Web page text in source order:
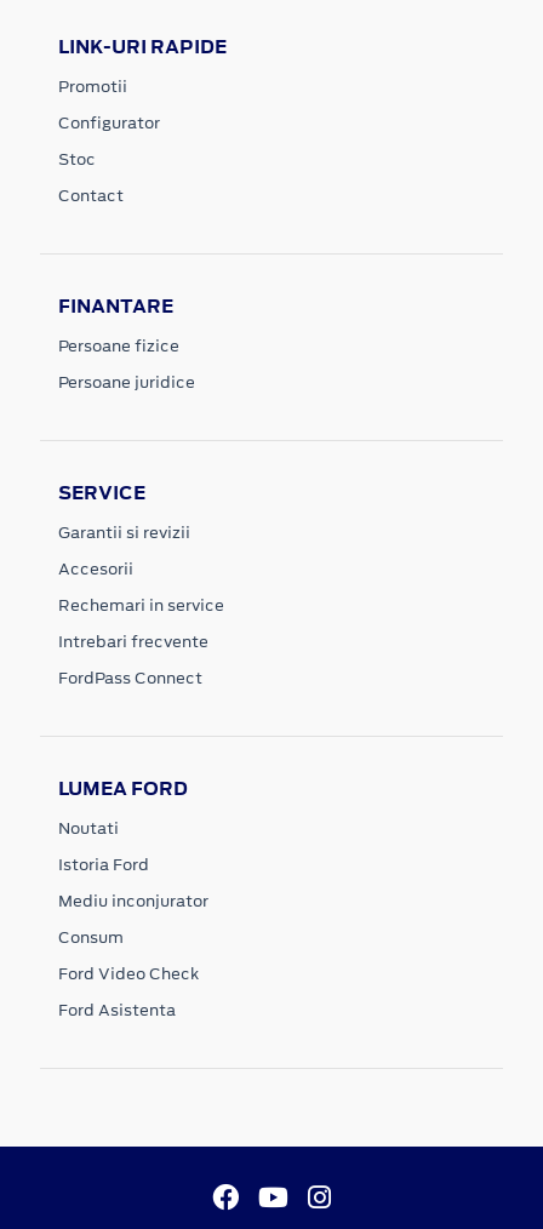
LINK-URI RAPIDE
Promotii
Configurator
Stoc
Contact
FINANTARE
Persoane fizice
Persoane juridice
SERVICE
Garantii si revizii
Accesorii
Rechemari in service
Intrebari frecvente
FordPass Connect
LUMEA FORD
Noutati
Istoria Ford
Mediu inconjurator
Consum
Ford Video Check
Ford Asistenta